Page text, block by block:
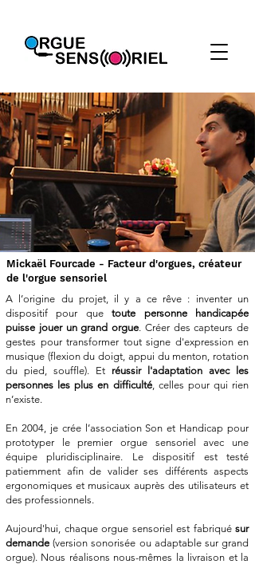
Mickaël Fourcade - Facteur d'orgues, créateur
de l'orgue sensoriel
A l’origine du projet, il y a ce rêve : inventer un
dispositif pour quetoute personne handicapée
puisse jouer un grand orgue. Créer des capteurs de
gestes pour transformer tout signe d'expression en
musique (flexion du doigt, appui du menton, rotation
du pied, souffle). Et réussir l'adaptation avec les
personnes les plus en difficulté, celles pour qui rien
n’existe.
En 2004, je crée l’association Son et Handicap pour
prototyper le premier orgue sensoriel avec une
équipe pluridisciplinaire. Le dispositif est testé
patiemment afin de valider ses différents aspects
ergonomiques et musicaux auprès des utilisateurs et
des professionnels.
Aujourd'hui, chaque orgue sensoriel est fabriqué sur
demande (version sonorisée ou adaptable sur grand
orgue). Nous réalisons nous-mêmes la livraison et la